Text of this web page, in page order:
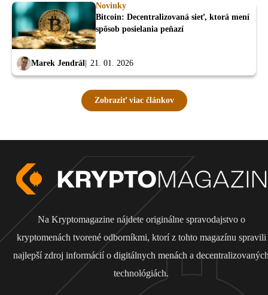
Novinky
Bitcoin: Decentralizovaná sieť, ktorá mení
spôsob posielania peňazí
Marek Jendrál 21. 01. 2026
Zobraziť viac článkov
Na Kryptomagazine nájdete originálne spravodajstvo o
kryptomenách tvorené odborníkmi, ktorí z tohto magazínu spravili
najlepší zdroj informácií o digitálnych menách a
technológiách.